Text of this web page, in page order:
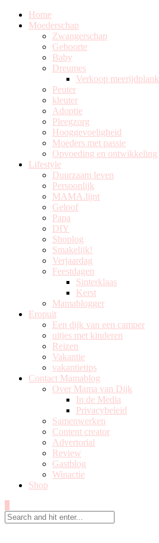
Home
Moederschap
Zwangerschap
Geboorte
Baby
Dreumes
Verkoop meerijdplank
Peuter
kleuter
Adoptie
Pleegzorg
Hooggevoeligheid
Moeders met passie
Opvoeding en ontwikkeling
Lifestyle
Duurzaam leven
Persoonlijk
MAMA.lijnt
Geloof
Papa
DIY
Shoplog
Smakelijk!
Verjaardag
Feestdagen
Sinterklaas
Kerst
Mamablogger
Eropuit
Een dijk van een camper
uitjes met kinderen
Reizen
Vakantie
vakantietips
Contact Mamablog
Over Mama van Dijk
In de Media
Privacybeleid
Samenwerken
Content creator
Advertorial
Review
Gastblog
Winactie
Shop